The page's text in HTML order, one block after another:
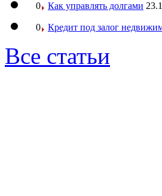
0 Как управлять долгами
0 Кредит под залог
Все статьи